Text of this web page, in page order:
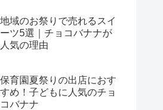
地域のお祭りで売れるスイ
ーツ5選｜チョコバナナが
人気の理由
保育園夏祭りの出店におす
すめ！子どもに人気のチョ
コバナナ